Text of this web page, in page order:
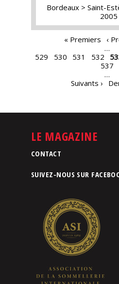
Bordeaux Saint-
2005
« Premiers
‹
…
529
530 531 532
537
…
Suivants ›
LE MAGAZINE
CONTACT
SUIVEZ-NOUS SUR